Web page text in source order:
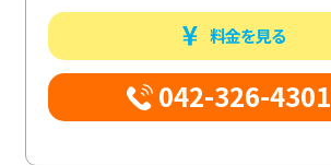
料金を見る
042-326-4301